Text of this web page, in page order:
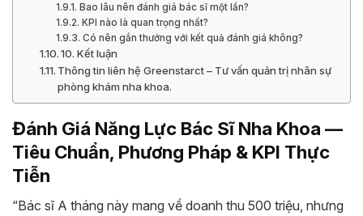
Bao lâu nên đánh giá bác sĩ một lần?
KPI nào là quan trọng nhất?
Có nên gắn thưởng với kết quả đánh giá không?
10. Kết luận
Thông tin liên hệ Greenstarct – Tư vấn quản trị nhân sự
phòng khám nha khoa.
Đánh Giá Năng Lực Bác Sĩ Nha Khoa —
Tiêu Chuẩn, Phương Pháp & KPI Thực
Tiễn
“Bác sĩ A tháng này mang về doanh thu 500 triệu, nhưng